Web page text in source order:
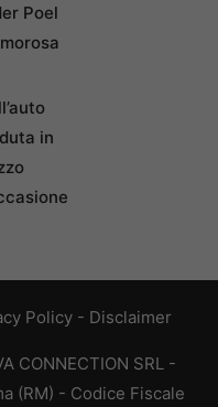
Poel
in
Policy - Disclaimer
CONNECTION SRL -
(RM) - Codice Fiscale